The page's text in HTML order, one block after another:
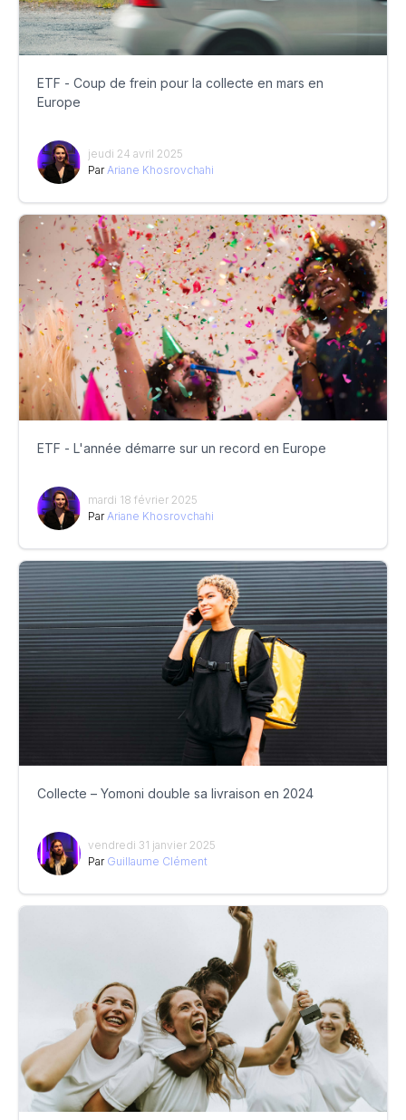
ETF - Coup de frein pour la collecte en mars en
Europe
jeudi 24 avril 2025
Par Ariane Khosrovchahi
ETF - L'année démarre sur un record en Europe
mardi 18 février 2025
Par Ariane Khosrovchahi
Collecte – Yomoni double sa livraison en 2024
vendredi 31 janvier 2025
Par Guillaume Clément